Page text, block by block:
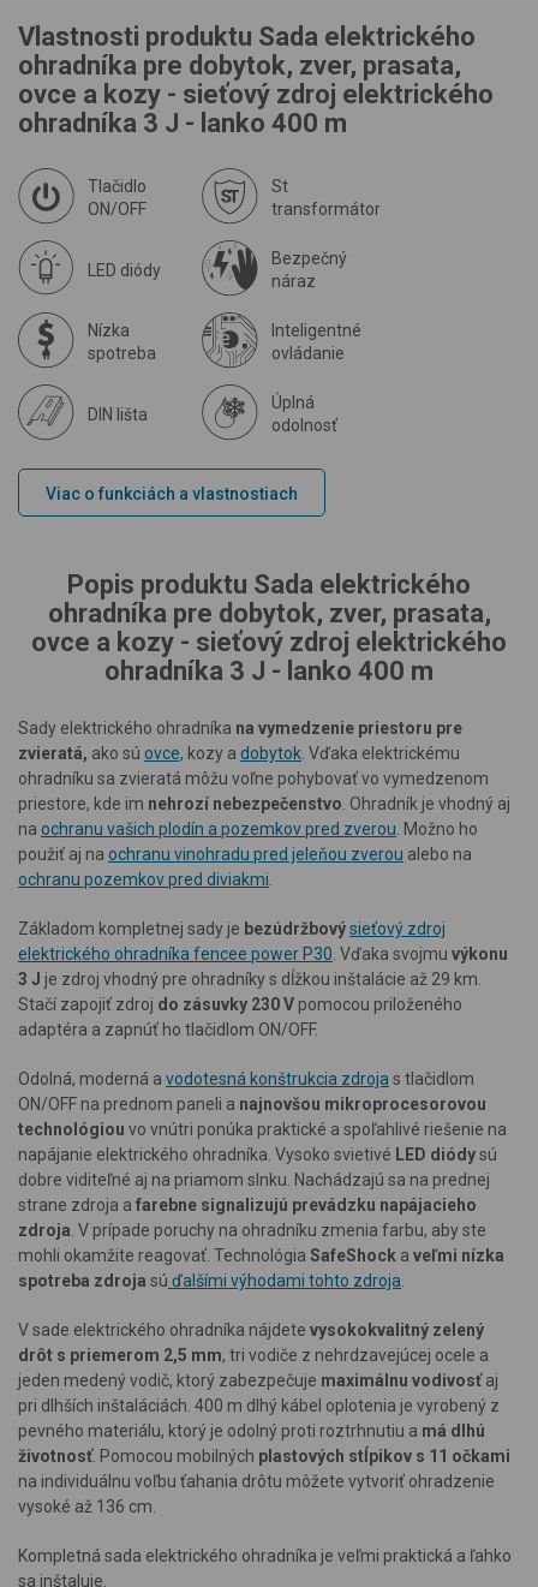
Vlastnosti produktu Sada elektrického
ohradníka pre dobytok, zver, prasata,
ovce a kozy - sieťový zdroj elektrického
ohradníka 3 J - lanko 400 m
Tlačidlo
ON/OFF
St
transformátor
LED diódy
Bezpečný
náraz
Nízka
spotreba
Inteligentné
ovládanie
DIN lišta
Úplná
odolnosť
Viac o funkciách a vlastnostiach
Popis produktu Sada elektrického
ohradníka pre dobytok, zver, prasata,
ovce a kozy - sieťový zdroj elektrického
ohradníka 3 J - lanko 400 m
Sady elektrického ohradníka na vymedzenie priestoru pre
zvieratá, ako sú ovce, kozy a dobytok . Vďaka elektrickému
ohradníku sa zvieratá môžu voľne pohybovať vo vymedzenom
priestore, kde im nehrozí nebezpečenstvo . Ohradník je vhodný aj
na ochranu vašich plodín a pozemkov pred zverou . Možno ho
použiť aj na ochranu vinohradu pred jeleňou zverou alebo na
ochranu pozemkov pred diviakmi
Základom kompletnej sady je bezúdržbovýsieťový zdroj
elektrického ohradníka fencee power P30 . Vďaka svojmu výkonu
3 J je zdroj vhodný pre ohradníky s dĺžkou inštalácie až 29 km.
Stačí zapojiť zdroj do zásuvky 230 V pomocou priloženého
adaptéra a zapnúť ho tlačidlom ON/OFF.
Odolná, moderná a vodotesná konštrukcia zdroja s tlačidlom
ON/OFF na prednom paneli a najnovšou mikroprocesorovou
technológiou vo vnútri ponúka praktické a spoľahlivé riešenie na
napájanie elektrického ohradníka. Vysoko svietivé LED diódysú
dobre viditeľné aj na priamom slnku. Nachádzajú sa na prednej
strane zdroja a farebne signalizujú prevádzku napájacieho
zdroja . V prípade poruchy na ohradníku zmenia farbu, aby ste
mohli okamžite reagovať. Technológia SafeShock a veľmi nízka
spotreba zdroja sú ďalšími výhodami tohto zdroja
V sade elektrického ohradníka nájdete vysokokvalitný zelený
drôt s priemerom 2,5 mm, tri vodiče z nehrdzavejúcej ocele a
jeden medený vodič, ktorý zabezpečuje maximálnu vodivosťaj
pri dlhších inštaláciách. 400 m dlhý kábel oplotenia je vyrobený z
pevného materiálu, ktorý je odolný proti roztrhnutiu a má dlhú
životnosť. Pomocou mobilných plastových stĺpikov s 11 očkami
na individuálnu voľbu ťahania drôtu môžete vytvoriť ohradzenie
vysoké až 136 cm.
Kompletná sada elektrického ohradníka je veľmi praktická a ľahko
sa inštaluje.